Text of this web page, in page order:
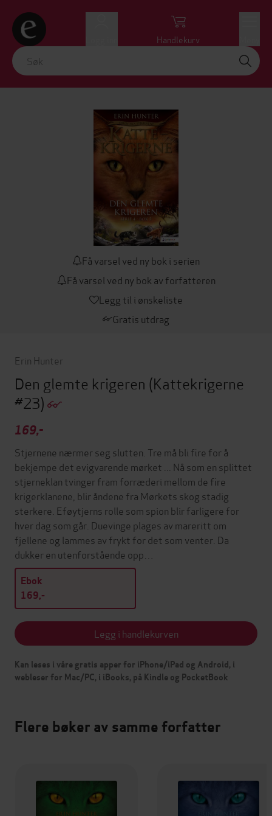
Handlekurv
Få varsel ved ny bok i serien
Få varsel ved ny bok av forfatteren
Legg til i ønskeliste
Gratis utdrag
Erin Hunter
Den glemte krigeren (Kattekrigerne
#23)
169,-
Stjernene nærmer seg slutten. Tre må bli fire for å
bekjempe det evigvarende mørket ... Nå som en splittet
stjerneklan tvinger fram forræderi mellom de fire
krigerklanene, blir åndene fra Mørkets skog stadig
sterkere. Eføytjerns rolle som spion blir farligere for
hver dag som går. Duevinge plages av mareritt om
fjellene og lammes av frykt for det som venter. Da
dukker en utenforstående opp…
Ebok
169,-
Legg i handlekurven
Kan leses i våre gratis apper for iPhone/iPad og Android, i
webleser for Mac/PC, i iBooks, på Kindle og PocketBook
Flere bøker av samme forfatter